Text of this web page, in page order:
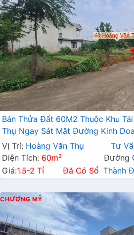
Bán Thửa Đất 60M2 Thuộc Khu
Thụ Ngay Sát Mặt Đường Kinh
Vị Trí: Hoàng Văn Thụ Tư
Diện Tích: 60m²
Đường
Giá:1.5-2 Tỉ Đã Có Sổ Thành
CHƯƠNG MỸ